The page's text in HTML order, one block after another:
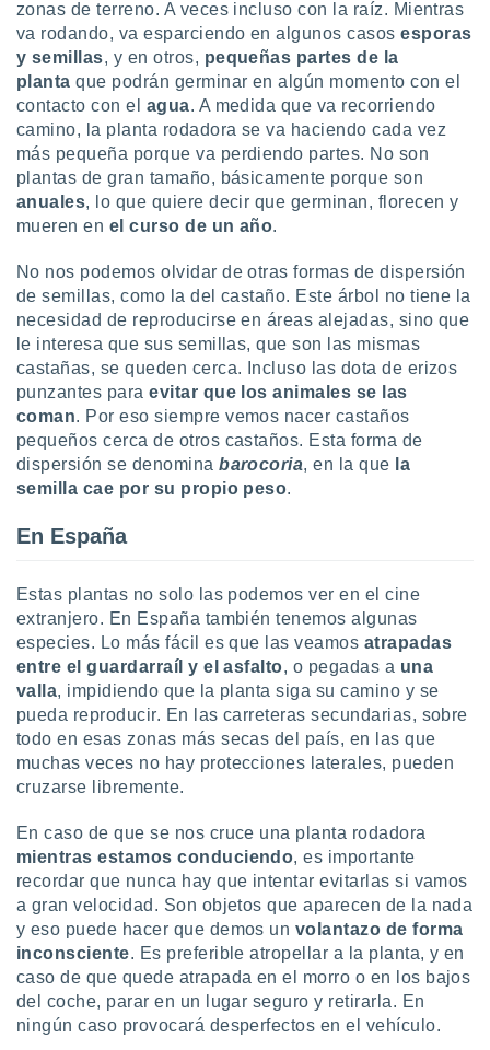
a lo que
Para
su
u
datos
momento
en
en
en
de
un
o acceder
datos
utilizar
crear un
uso de
la
contenido
medir el
el
del
de
o a través
de
de
uso de
con el
zonas de terreno. A veces incluso con la raíz. Mientras
va rodando, va esparciendo en algunos casosesporas
y semillas, y en otros, pequeñas partes de la
planta que podrán germinar en algún momento con el
contacto con el agua. A medida que va recorriendo
camino, la planta rodadora se va haciendo cada vez
más pequeña porque va perdiendo partes. No son
plantas de gran tamaño, básicamente porque son
anuales, lo que quiere decir que germinan, florecen y
mueren en el curso de un año.
No nos podemos olvidar de otras formas de dispersión
de semillas, como la del castaño. Este árbol no tiene la
necesidad de reproducirse en áreas alejadas, sino que
le interesa que sus semillas, que son las mismas
castañas, se queden cerca. Incluso las dota de erizos
punzantes paraevitar que los animales se las
coman. Por eso siempre vemos nacer castaños
pequeños cerca de otros castaños. Esta forma de
dispersión se denominabarocoria, en la que la
semilla cae por su propio peso.
En España
Estas plantas no solo las podemos ver en el cine
extranjero. En España también tenemos algunas
especies. Lo más fácil es que las veamos atrapadas
entre el guardarraíl y el asfalto, o pegadas a una
valla, impidiendo que la planta siga su camino y se
pueda reproducir. En las carreteras secundarias, sobre
todo en esas zonas más secas del país, en las que
muchas veces no hay protecciones laterales, pueden
cruzarse libremente.
En caso de que se nos cruce una planta rodadora
mientras estamos conduciendo, es importante
recordar que nunca hay que intentar evitarlas si vamos
a gran velocidad. Son objetos que aparecen de la nada
y eso puede hacer que demos un volantazo de forma
inconsciente. Es preferible atropellar a la planta, y en
caso de que quede atrapada en el morro o en los bajos
del coche, parar en un lugar seguro y retirarla. En
ningún caso provocará desperfectos en el vehículo.